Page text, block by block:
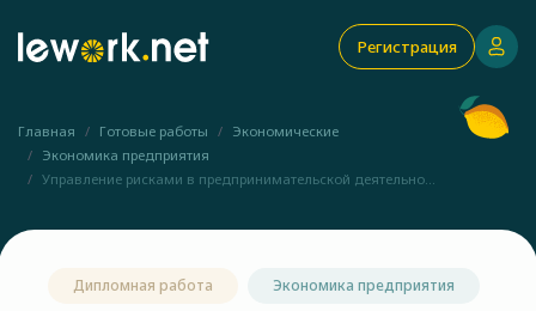
Регистрация
Главная Готовые работы
Экономические
Экономика предприятия
Управление рисками в предпринимательской деятельно...
Дипломная работа Экономика предприятия